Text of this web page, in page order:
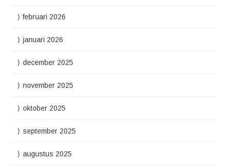
februari 2026
januari 2026
december 2025
november 2025
oktober 2025
september 2025
augustus 2025